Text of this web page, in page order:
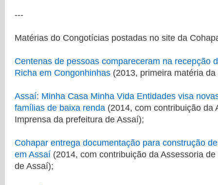
---
Matérias do Congotícias postadas no site da
Centenas de pessoas compareceram na recepção
Richa em Congonhinhas (2013, primeira matéria
Assaí: Minha Casa Minha Vida Entidades visa
famílias de baixa renda (2014, com contribuição da
Imprensa da prefeitura de Assaí);
Cohapar entrega documentação para construção
em Assaí (2014, com contribuição da Assessoria
de Assaí);